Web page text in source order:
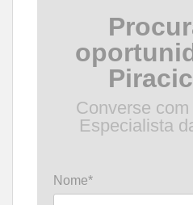
Converse
Especialista
Nome*